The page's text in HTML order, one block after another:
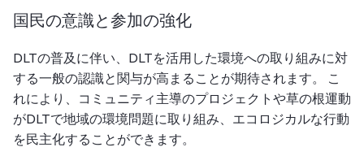
国民の意識と参加の強化
DLTの普及に伴い、DLTを活用した環境への取り組みに対
する一般の認識と関与が高まることが期待されます。 こ
れにより、コミュニティ主導のプロジェクトや草の根運動
がDLTで地域の環境問題に取り組み、エコロジカルな行動
を民主化することができます。